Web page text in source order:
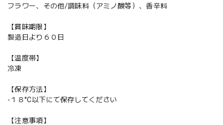
フラワー、その他/調味料（アミノ酸等）、香辛料
【賞味期限】
製造日より６０日
【温度帯】
冷凍
【保存方法】
-１８°C以下にて保存してください
【注意事項】